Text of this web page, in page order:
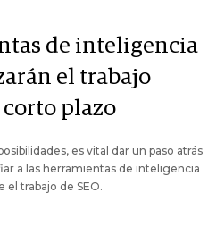
de inteligencia
el trabajo
corto plazo
es vital dar un paso atrás
a las herramientas de inteligencia
trabajo de SEO.